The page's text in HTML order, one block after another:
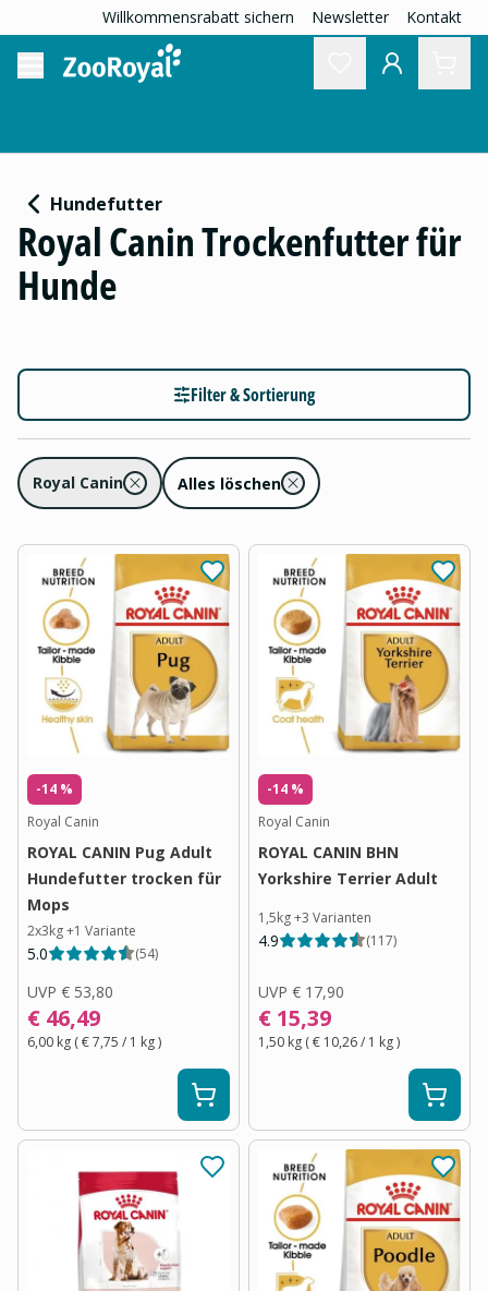
Willkommensrabatt sichern Newsletter Kontakt
Hundefutter
Royal Canin Trockenfutter für
Hunde
Filter & Sortierung
Royal Canin Alles löschen
-14 %
Royal Canin
ROYAL CANIN Pug Adult
Hundefutter trocken für
Mops
2x3kg+1 Variante
5.0 (54)
UVP € 53,80
€ 46,49
6,00 kg (€ 7,75 / 1 kg)
-14 %
Royal Canin
ROYAL CANIN BHN
Yorkshire Terrier Adult
1,5kg+3 Varianten
4.9 (117)
UVP € 17,90
€ 15,39
1,50 kg (€ 10,26/ 1 kg)